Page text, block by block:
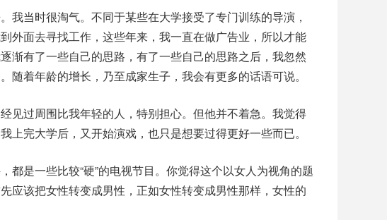
我当时很淘气。不同于某些在大学接受了专门训练的导演，
外面去寻找工作，这些年来，我一直在做广告业，所以才能
渐有了一些自己的思路，有了一些自己的思路之后，我忽然
随着年龄的增长，乃至成家生子，我会有更多的话语可说。
见过周围比我年轻的人，特别担心。但他并不着急。我觉得
上完大学后，又开始演戏，也只是想要过得更好一些而已。
都是一些比较“硬”的电视节目。你觉得这个以女人为视角的题
应该把女性转变成男性，正如女性转变成男性那样，女性的